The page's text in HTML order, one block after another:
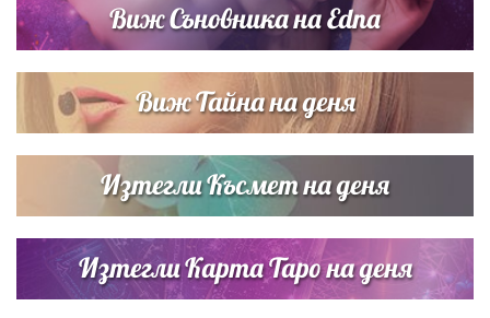
Виж Съновника на Edna
Виж Тайна на деня
Изтегли Късмет на деня
Изтегли Карта Таро на деня